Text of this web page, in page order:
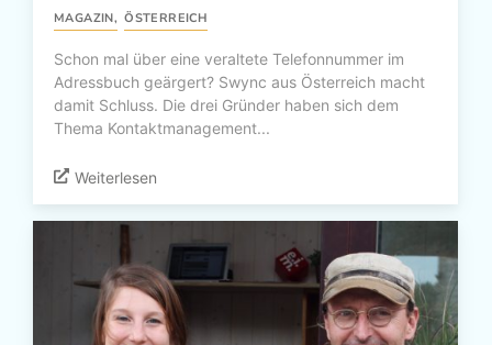
MAGAZIN, ÖSTERREICH
Schon mal über eine veraltete Telefonnummer im
Adressbuch geärgert? Swync aus Österreich macht
damit Schluss. Die drei Gründer haben sich dem
Thema Kontaktmanagement...
Weiterlesen